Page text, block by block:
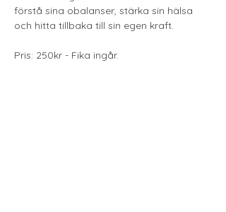
förstå sina obalanser, stärka sin hälsa
och hitta tillbaka till sin egen kraft.
Pris: 250kr - Fika ingår.